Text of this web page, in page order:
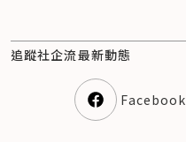
追蹤社企流最新動態
Facebook